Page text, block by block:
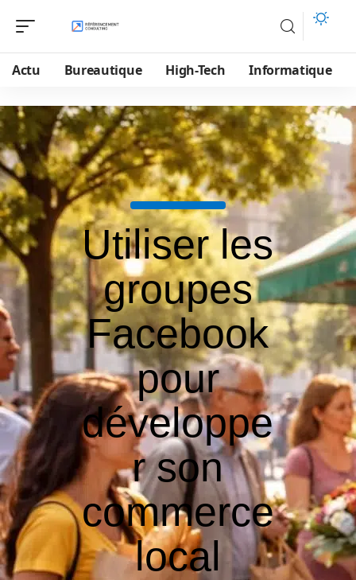
Actu Bureautique High-Tech Informatique
Utiliser les
groupes
Facebook
pour
développe
r son
commerce
local